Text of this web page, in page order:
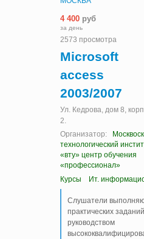
4 400 руб
за день
2573 просмотра
Microsoft
access
2003/2007
Ул. Кедрова, дом 8,
2.
Организатор:
технологический
«вту» центр обучения
«профессионал»
Курсы
Ит.
Слушатели
практических
руководством